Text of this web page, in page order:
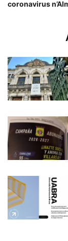
coronavirus